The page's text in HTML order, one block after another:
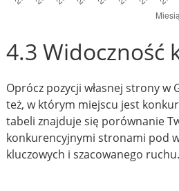
4.3 Widoczność
Oprócz pozycji własnej strony w
też, w którym miejscu jest
tabeli znajduje się porównanie
konkurencyjnymi stronami pod
kluczowych i szacowanego ruchu.